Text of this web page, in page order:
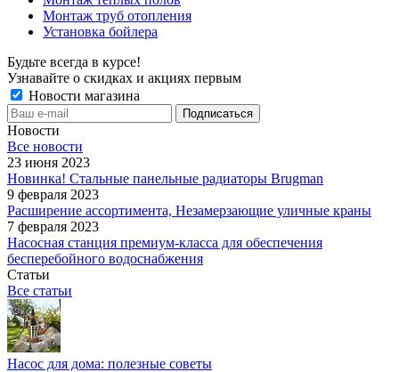
Монтаж труб отопления
Установка бойлера
Будьте всегда в курсе!
Узнавайте о скидках и акциях первым
Новости магазина
Новости
Все новости
23 июня 2023
Новинка! Стальные панельные радиаторы Brugman
9 февраля 2023
Расширение ассортимента, Незамерзающие уличные краны
7 февраля 2023
Насосная станция премиум-класса для обеспечения
бесперебойного водоснабжения
Статьи
Все статьи
Насос для дома: полезные советы